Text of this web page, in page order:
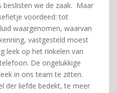
beslisten we de zaak. Maar
voordeed: tot
waargenomen, waarvan
vastgesteld moest
leek op het rinkelen van
De ongelukkige
in ons team te zitten.
der liefde bedekt, te meer